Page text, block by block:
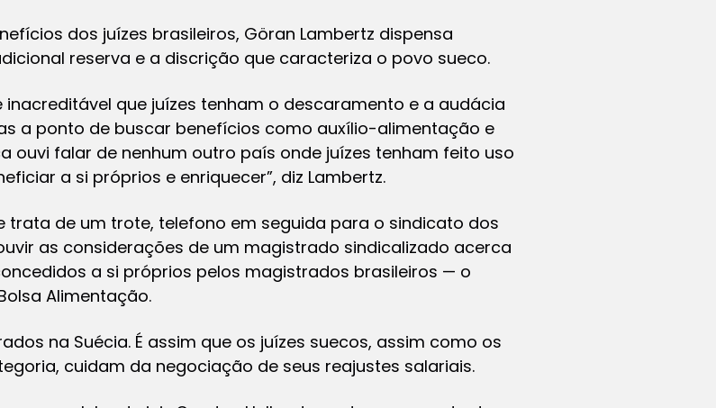
dos juízes brasileiros, Göran Lambertz dispensa
reserva e a discrição que caracteriza o povo sueco.
inacreditável que juízes tenham o descaramento e a audácia
a ponto de buscar benefícios como auxílio-alimentação e
ouvi falar de nenhum outro país onde juízes tenham feito uso
a si próprios e enriquecer”, diz Lambertz.
trata de um trote, telefono em seguida para o sindicato dos
as considerações de um magistrado sindicalizado acerca
a si próprios pelos magistrados brasileiros — o
Alimentação.
na Suécia. É assim que os juízes suecos, assim como os
cuidam da negociação de seus reajustes salariais.